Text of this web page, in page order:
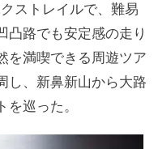
ストレイルで、難易
凸路でも安定感の走り
を満喫できる周遊ツア
し、新鼻新山から大路
巡った。